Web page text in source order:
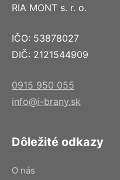
RIA MONT s. r. o.
IČO: 53878027
DIČ: 2121544909
0915 950 055
info@i-brany.sk
Dôležité odkazy
O nás